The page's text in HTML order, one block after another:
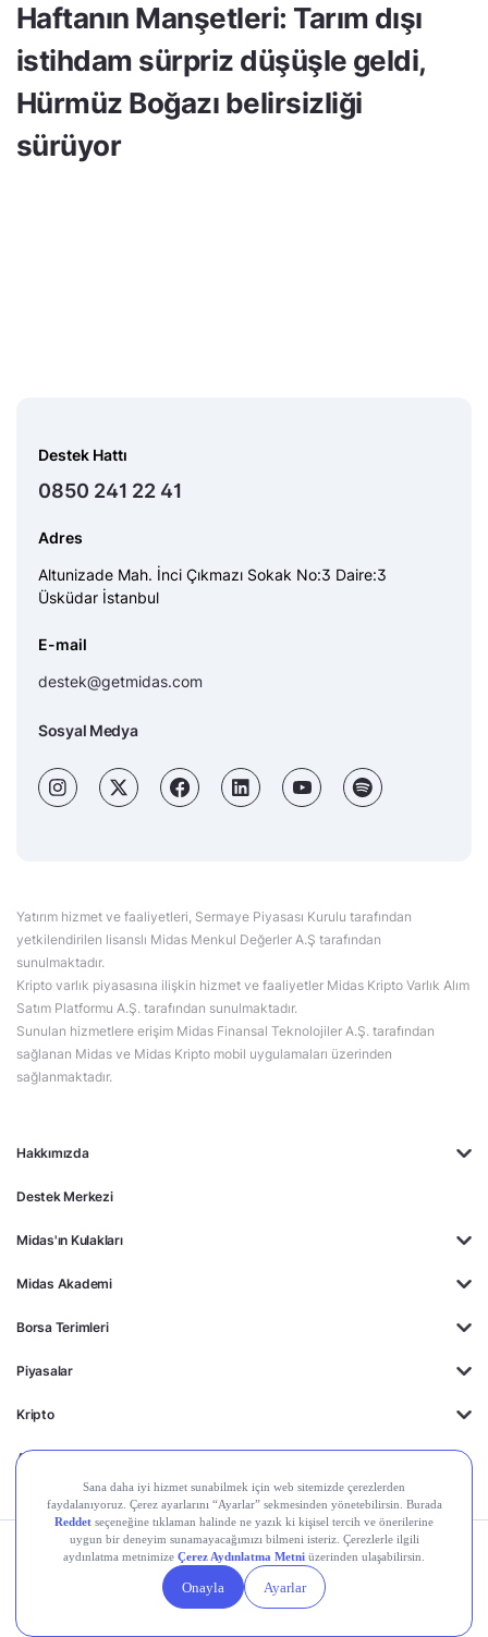
Haftanın Manşetleri: Tarım dışı
istihdam sürpriz düşüşle geldi,
Hürmüz Boğazı belirsizliği
sürüyor
Hakkımızda
Destek Merkezi
Midas'ın Kulakları
Midas Akademi
Borsa Terimleri
Piyasalar
Kripto
Ayrıcalıklar
Destek Hattı
0850 241 22 41
Adres
Altunizade Mah. İnci Çıkmazı Sokak No:3 Daire:3
Üsküdar İstanbul
E-mail
destek@getmidas.com
Sosyal Medya
Yatırım hizmet ve faaliyetleri, Sermaye Piyasası Kurulu tarafından
yetkilendirilen lisanslı Midas Menkul Değerler A.Ş tarafından
sunulmaktadır.
Kripto varlık piyasasına ilişkin hizmet ve faaliyetler Midas Kripto Varlık Alım
Satım Platformu A.Ş. tarafından sunulmaktadır.
Sunulan hizmetlere erişim Midas Finansal Teknolojiler A.Ş. tarafından
sağlanan Midas ve Midas Kripto mobil uygulamaları üzerinden
sağlanmaktadır.
Kişisel Verilerin
Gizlilik
Politikası
Yasal
Duyurular
Çerez